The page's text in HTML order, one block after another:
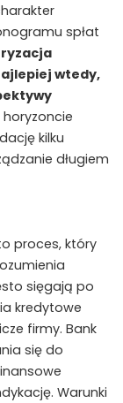
spłat
wtedy,
kilku
długiem
proces, który
sięgają po
kredytowe
firmy. Bank
się do
Warunki